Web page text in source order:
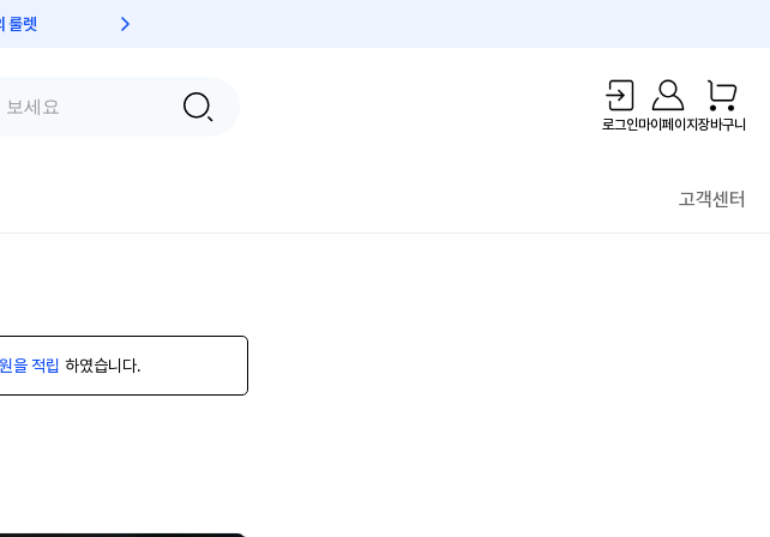
룰렛
로그인마이페이지장바구니
고객센터
을 적립 하였습니다.